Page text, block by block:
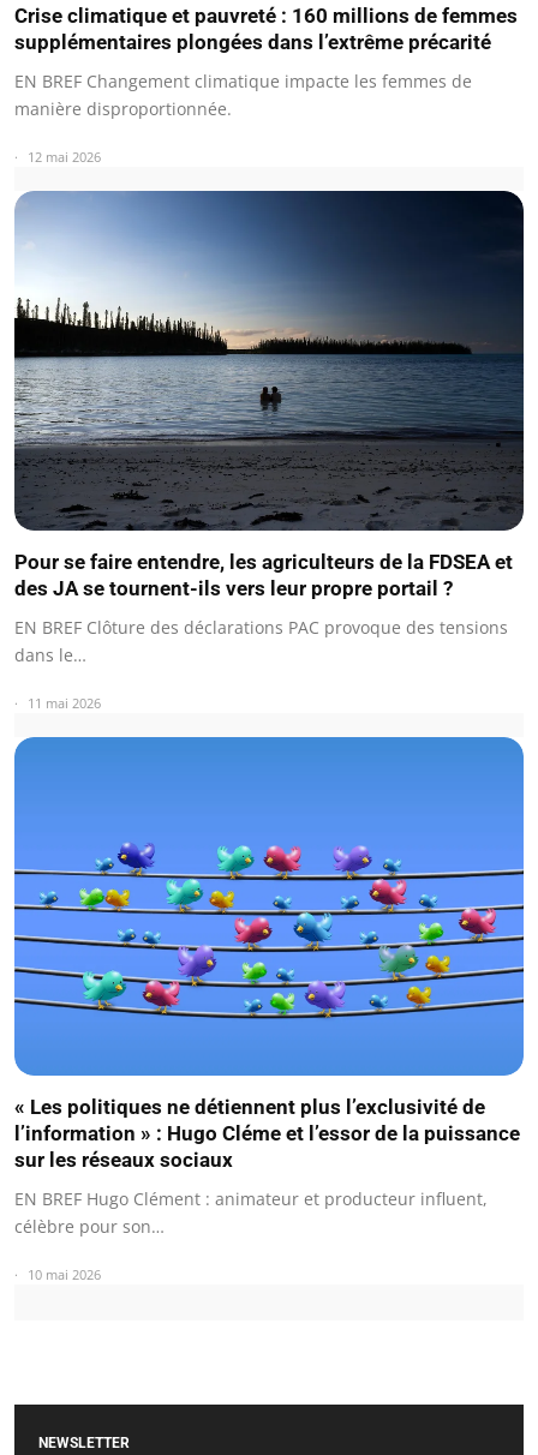
Crise climatique et pauvreté : 160 millions de femmes
supplémentaires plongées dans l’extrême précarité
EN BREF Changement climatique impacte les femmes de
manière disproportionnée.
12 mai 2026
Pour se faire entendre, les agriculteurs de la FDSEA et
des JA se tournent-ils vers leur propre portail ?
EN BREF Clôture des déclarations PAC provoque des tensions
dans le…
11 mai 2026
« Les politiques ne détiennent plus l’exclusivité de
l’information » : Hugo Cléme et l’essor de la puissance
sur les réseaux sociaux
EN BREF Hugo Clément : animateur et producteur influent,
célèbre pour son…
10 mai 2026
NEWSLETTER